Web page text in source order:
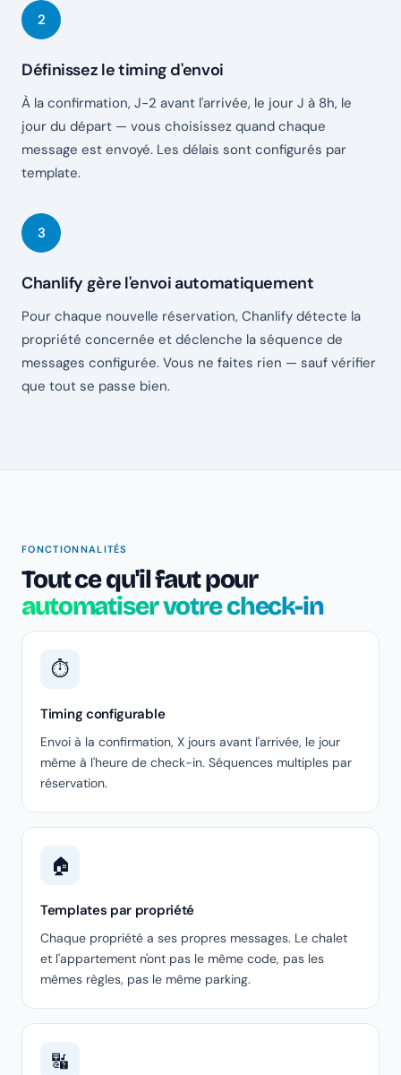
Définissez le timing d'envoi
À la confirmation, J-2 avant l'arrivée, le jour J à 8h, le
jour du départ — vous choisissez quand chaque
message est envoyé. Les délais sont configurés par
template.
Chanlify gère l'envoi automatiquement
Pour chaque nouvelle réservation, Chanlify détecte la
propriété concernée et déclenche la séquence de
messages configurée. Vous ne faites rien — sauf vérifier
que tout se passe bien.
FONCTIONNALITÉS
Tout ce qu'il faut pour
automatiser votre check-in
⏱️
Timing configurable
Envoi à la confirmation, X jours avant l'arrivée, le jour
même à l'heure de check-in. Séquences multiples par
réservation.
🏠
Templates par propriété
Chaque propriété a ses propres messages. Le chalet
et l'appartement n'ont pas le même code, pas les
mêmes règles, pas le même parking.
🔣